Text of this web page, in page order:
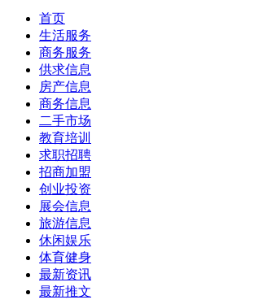
首页
生活服务
商务服务
供求信息
房产信息
商务信息
二手市场
教育培训
求职招聘
招商加盟
创业投资
展会信息
旅游信息
休闲娱乐
体育健身
最新资讯
最新推文